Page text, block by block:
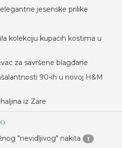
jesenske prilike
kolekciju kupaćih kostima u
za savršene blagdane
90-ih u novoj H&M
iz Zare
"nevidljivog" nakita 1